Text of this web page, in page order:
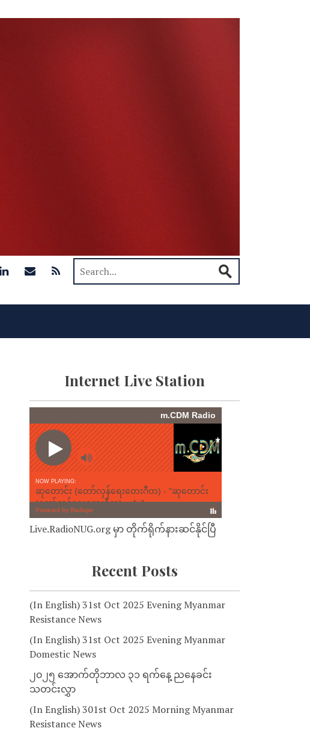
Internet Live Station
Live.RadioNUG.org မှာ တိုက်ရိုက်နားဆင်နိုင်ပြီ
Recent Posts
(In English) 31st Oct 2025 Evening Myanmar
Resistance News
(In English) 31st Oct 2025 Evening Myanmar
Domestic News
၂၀၂၅ အောက်တိုဘာလ ၃၁ ရက်နေ့ ညနေခင်း
သတင်းလွှာ
(In English) 301st Oct 2025 Morning Myanmar
Resistance News